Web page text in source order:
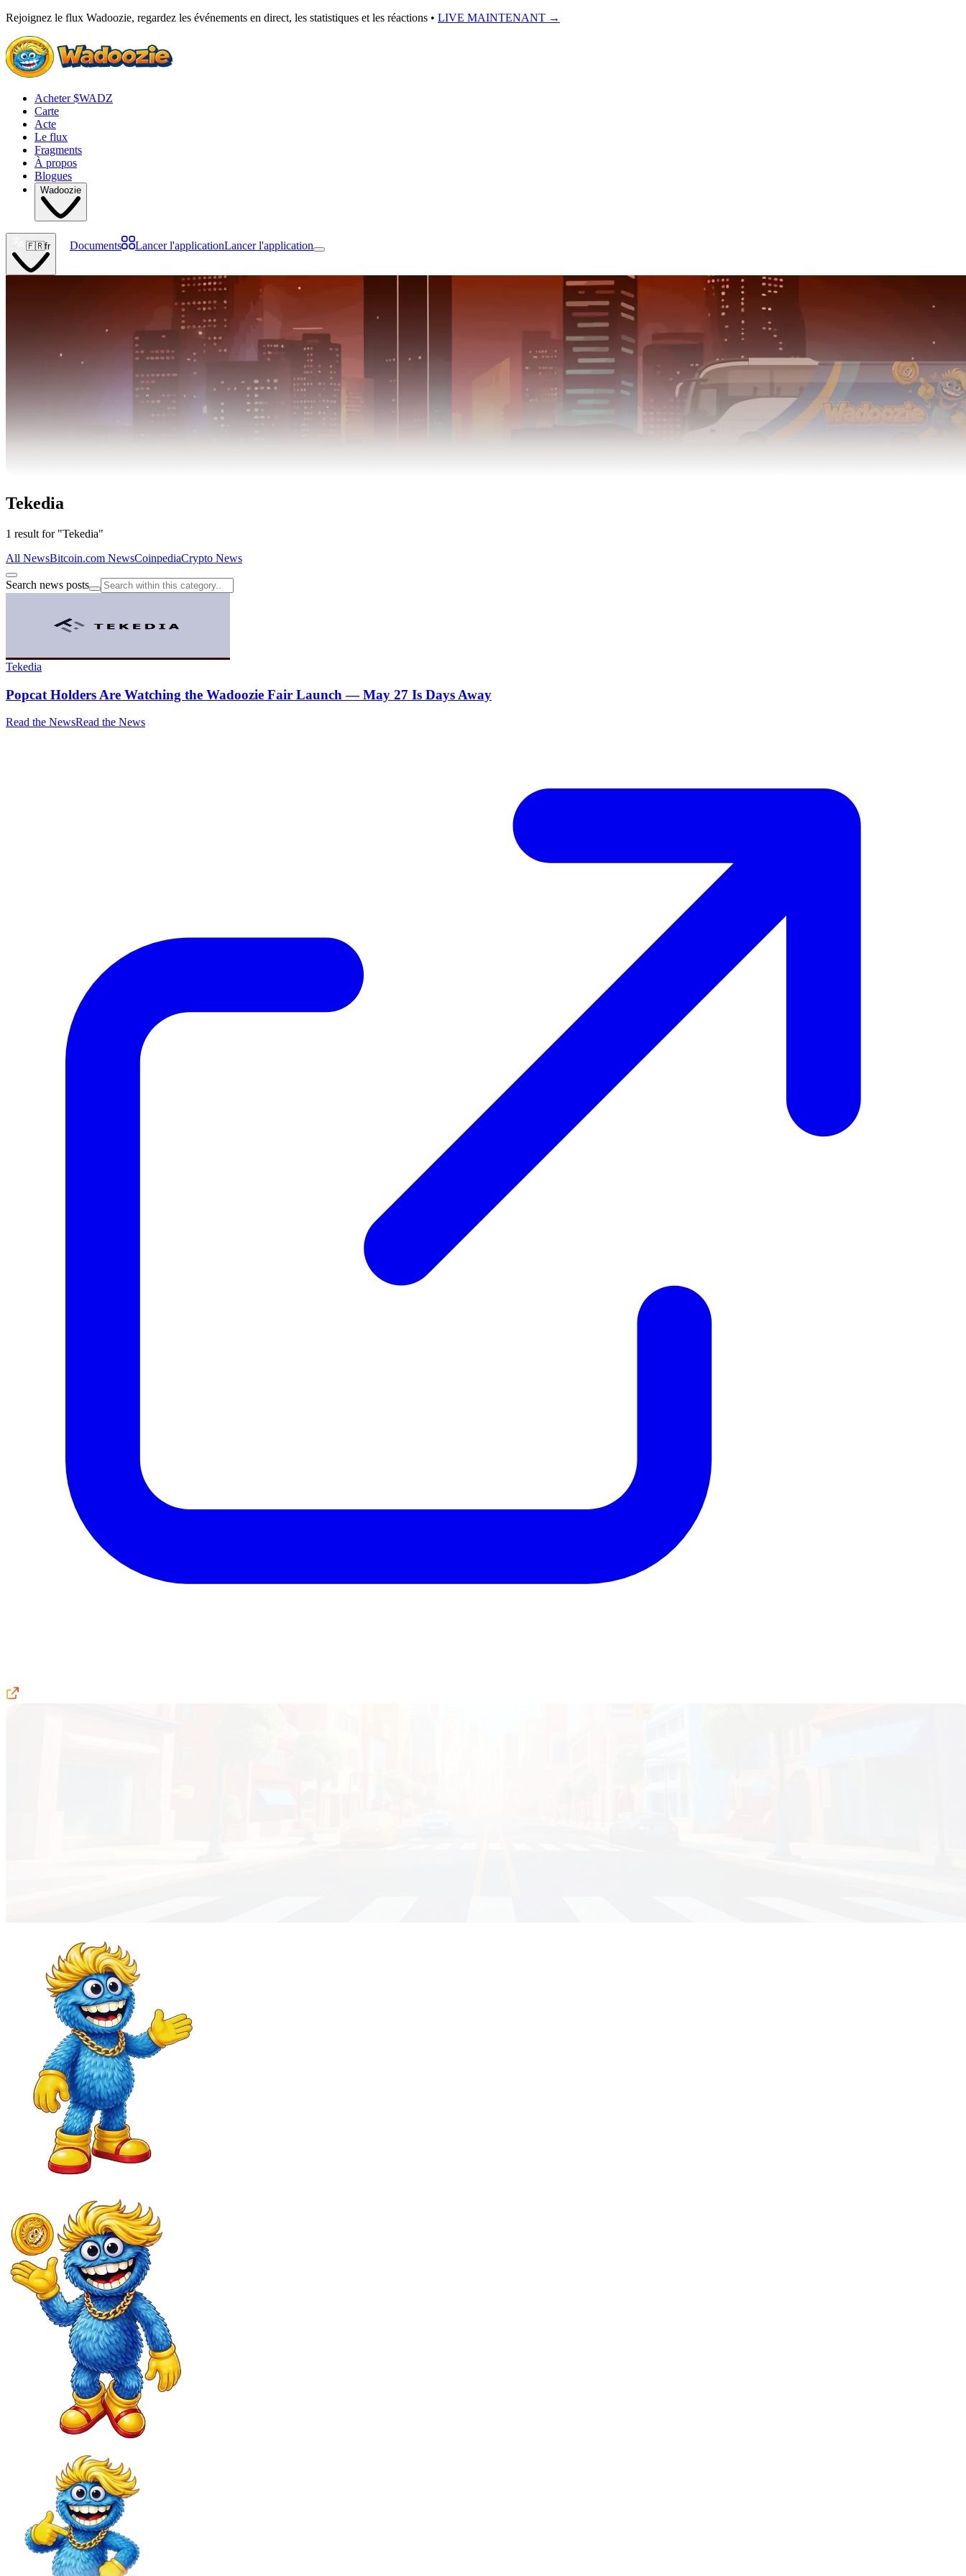
Rejoignez le flux Wadoozie, regardez les événements en direct, les statistiques et les réactions • LIVE MAINTENANT →
Acheter $WADZ
Carte
Acte
Le flux
Fragments
À propos
Blogues
Wadoozie
🇫🇷fr Documents Lancer l'applicationLancer l'application
Tekedia
1 result for "Tekedia"
All NewsBitcoin.com NewsCoinpediaCrypto News
Search news posts
Tekedia
Popcat Holders Are Watching the Wadoozie Fair Launch — May 27 Is Days Away
Read the NewsRead the News